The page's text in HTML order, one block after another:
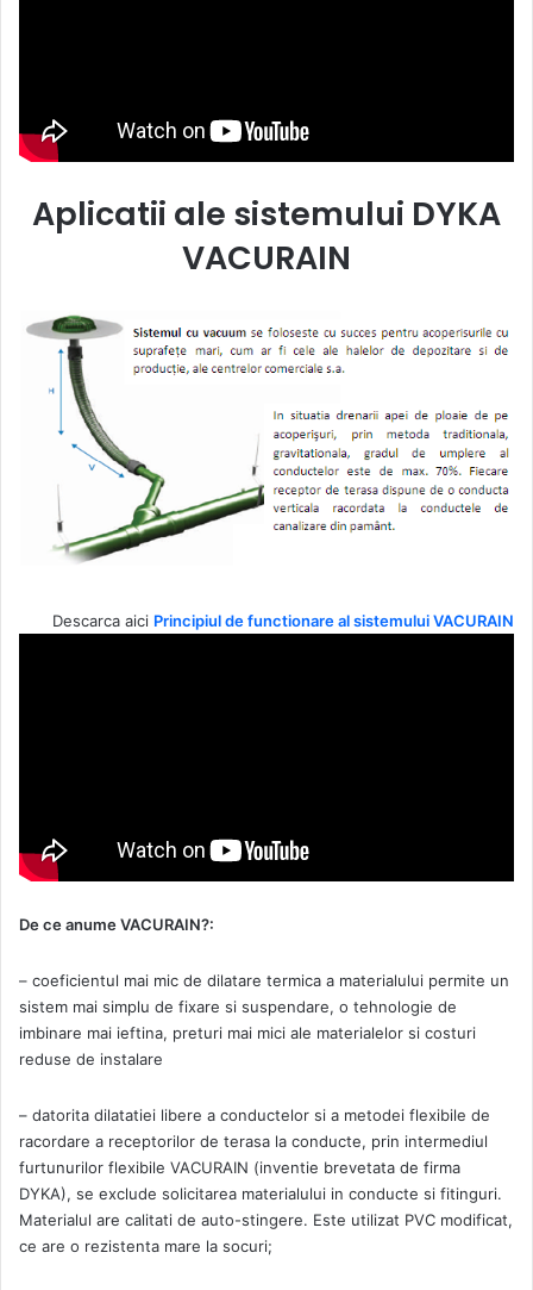
Aplicatii ale sistemului DYKA
VACURAIN
Descarca aici Principiul de functionare al sistemului VACURAIN
De ce anume VACURAIN?:
– coeficientul mai mic de dilatare termica a materialului permite un
sistem mai simplu de fixare si suspendare, o tehnologie de
imbinare mai ieftina, preturi mai mici ale materialelor si costuri
reduse de instalare
– datorita dilatatiei libere a conductelor si a metodei flexibile de
racordare a receptorilor de terasa la conducte, prin intermediul
furtunurilor flexibile VACURAIN (inventie brevetata de firma
DYKA), se exclude solicitarea materialului in conducte si fitinguri.
Materialul are calitati de auto-stingere. Este utilizat PVC modificat,
ce are o rezistenta mare la socuri;